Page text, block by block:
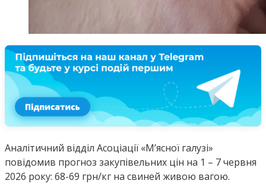
Аналітичний відділ Асоціації «М’ясної галузі»
повідомив прогноз закупівельних цін на 1 – 7 червня
2026 року: 68-69 грн/кг на свиней живою вагою.